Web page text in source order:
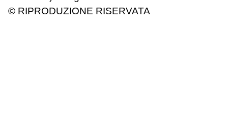
© RIPRODUZIONE RISERVATA